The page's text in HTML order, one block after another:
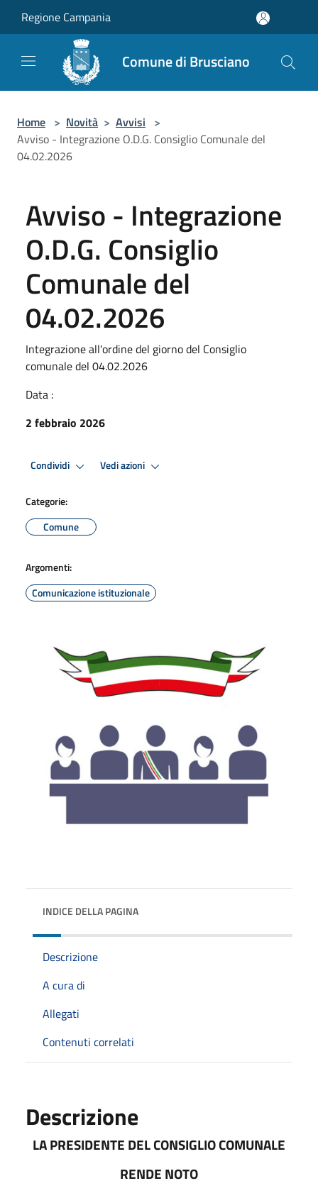
Regione Campania
Comune di Brusciano
Home > Novità > Avvisi >
Avviso - Integrazione O.D.G. Consiglio Comunale del
04.02.2026
Avviso - Integrazione
O.D.G. Consiglio
Comunale del
04.02.2026
Integrazione all'ordine del giorno del Consiglio
comunale del 04.02.2026
Data :
2 febbraio 2026
Condividi Vedi azioni
Categorie:
Comune
Argomenti:
Comunicazione istituzionale
INDICE DELLA PAGINA
Descrizione
A cura di
Allegati
Contenuti correlati
Descrizione
LA PRESIDENTE DEL CONSIGLIO COMUNALE
RENDE NOTO